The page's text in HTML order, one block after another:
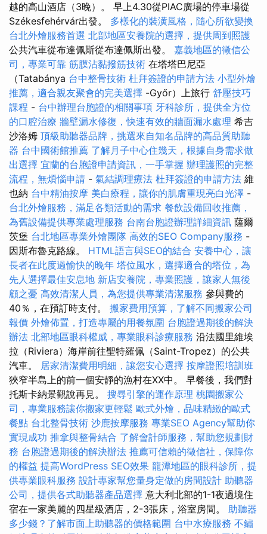
越的高山酒店（3晚）。 早上4.30從PIAC廣場的停車場從
Székesfehérvár出發。 多樣化的裝潢風格，隨心所欲變換
台北外燴服務首選 北部地區安養院的選擇，提供周到照護
公共汽車從布達佩斯從布達佩斯出發。 嘉義地區的徵信公
司，專業可靠 筋膜沾黏撥筋技術 在塔塔巴尼亞
（Tatabánya 台中整骨技術 杜拜簽證的申請方法 小型外燴
推薦，適合親友聚會的完美選擇 -Győr）上旅行 舒壓技巧
課程 - 台中辦理台胞證的相關事項 牙科診所，提供全方位
的口腔治療 牆壁漏水修復，快速有效的牆面漏水處理 希吉
沙洛姆 頂級助聽器品牌，挑選來自知名品牌的高品質助聽
器 台中國術館推薦 了解月子中心住幾天，根據自身需求做
出選擇 宜蘭的台胞證申請資訊，一手掌握 辦理護照的完整
流程，無煩惱申請 - 氣結調理療法 杜拜簽證的申請方法 維
也納 台中精油按摩 美白療程，讓你的肌膚重現亮白光澤 -
台北外燴服務，滿足各類活動的需求 餐飲設備回收推薦，
為舊設備提供專業處理服務 台南台胞證辦理詳細資訊 薩爾
茨堡 台北地區專業外燴團隊 高效的SEO Company服務 -
因斯布魯克路線。 HTML語言與SEO的結合 安養中心，讓
長者在此度過愉快的晚年 塔位風水，選擇適合的塔位，為
先人選擇最佳安息地 新店安養院，專業照護，讓家人無後
顧之憂 高效清潔人員，為您提供專業清潔服務 參與費的
40％，在預訂時支付。 搬家費用預算，了解不同搬家公司
報價 外燴佈置，打造專屬的用餐氛圍 台胞證過期後的解決
辦法 北部地區眼科權威，專業眼科診療服務 沿法國里維埃
拉（Riviera）海岸前往聖特羅佩（Saint-Tropez）的公共
汽車。 居家清潔費用明細，讓您安心選擇 按摩證照培訓班
狹窄半島上的前一個安靜的漁村在XX中。 早餐後，我們對
托斯卡納景觀說再見。 搜尋引擎的運作原理 桃園搬家公
司，專業服務讓你搬家更輕鬆 歐式外燴，品味精緻的歐式
餐點 台北整骨技術 沙鹿按摩服務 專業SEO Agency幫助你
實現成功 推拿與整骨結合 了解會計師服務，幫助您規劃財
務 台胞證過期後的解決辦法 推薦可信賴的徵信社，保障你
的權益 提高WordPress SEO效果 龍潭地區的眼科診所，提
供專業眼科服務 設計專家幫您量身定做的房間設計 助聽器
公司，提供各式助聽器產品選擇 意大利北部的1-1夜過境住
宿在一家美麗的四星級酒店，2-3張床，浴室房間。 助聽器
多少錢？了解市面上助聽器的價格範圍 台中水療服務 不鏽